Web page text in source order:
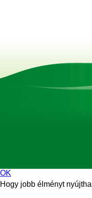
OK
Hogy jobb élményt